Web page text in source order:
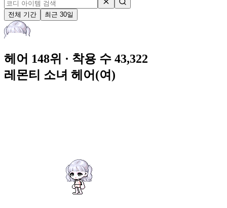
전체 기간 최근 30일
헤어 148위 · 착용 수 43,322
레몬티 소녀 헤어(여)